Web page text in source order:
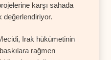
karşı sahada
değerlendiriyor.
Irak hükümetinin
rağmen